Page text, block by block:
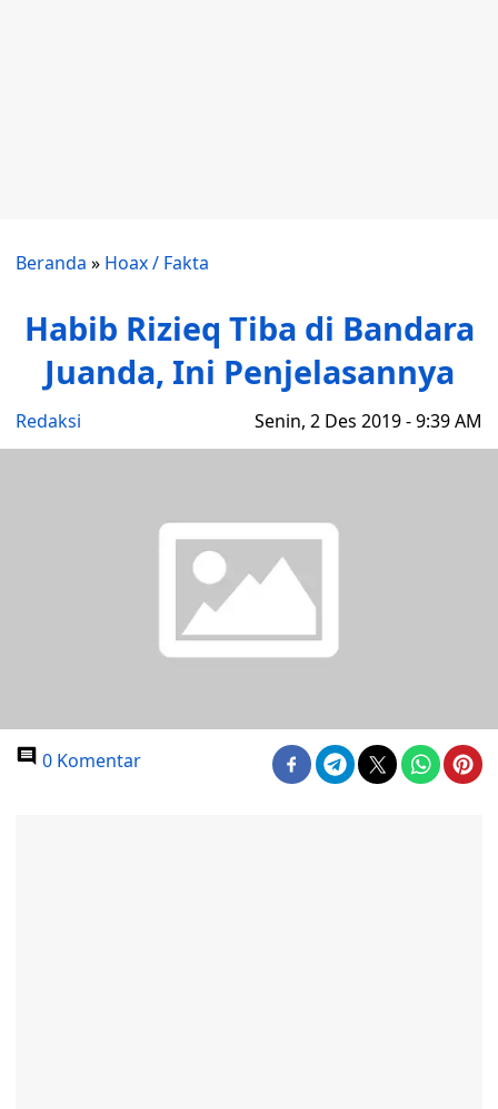
Beranda » Hoax / Fakta
Habib Rizieq Tiba di Bandara
Juanda, Ini Penjelasannya
Redaksi Senin, 2 Des 2019 - 9:39 AM
0 Komentar